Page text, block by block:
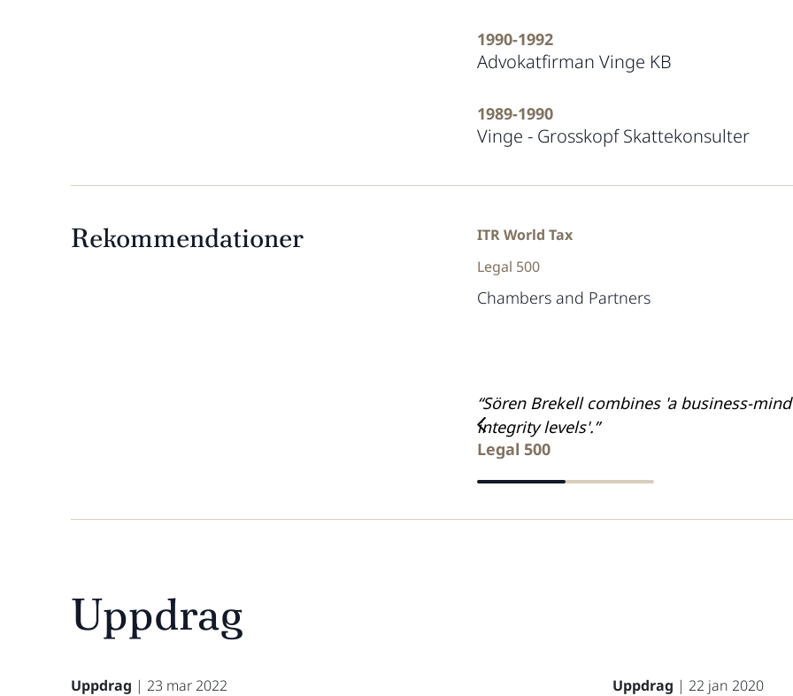
1990-1992
Advokatfirman Vinge KB
1989-1990
Vinge - Grosskopf Skattekonsulter
Rekommendationer
ITR World Tax
Legal 500
Chambers and Partners
“Sören Brekell combines 'a business-
integrity levels'.”
Legal 500
Uppdrag
Uppdrag | 23 mar 2022 Uppdrag | 22 jan 2020